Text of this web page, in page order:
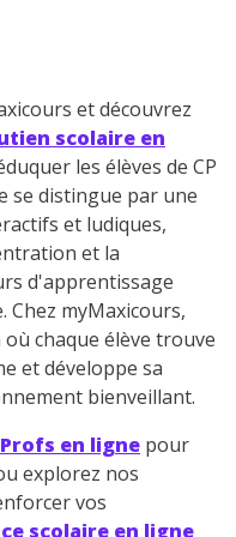
et découvrez
scolaire en
les élèves de CP
se distingue par une
et ludiques,
et la
d'apprentissage
Chez myMaxicours,
chaque élève trouve
et développe sa
bienveillant.
Profs en ligne pour
explorez nos
vos
scolaire en ligne
newsletter. Pour
données